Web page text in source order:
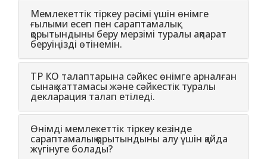
Мемлекеттiк тiркеу рәсiмi үшiн өнiмге
ғылыми есеп пен сараптамалық
қорытындыны беру мерзiмi туралы ақпарат
беруіңізді өтінемін.
ТР КО талаптарына сәйкес өнімге арналған
сынақ хаттамасы және сәйкестік туралы
декларация талап етіледі.
Өнімді мемлекеттік тіркеу кезінде
сараптамалық қорытындыны алу үшін қайда
жүгінуге болады?